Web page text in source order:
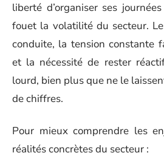
liberté d’organiser ses
fouet la volatilité du secteur.
conduite, la tension constante
et la nécessité de rester
lourd, bien plus que ne le
de chiffres.
Pour mieux comprendre les
réalités concrètes du secteur :